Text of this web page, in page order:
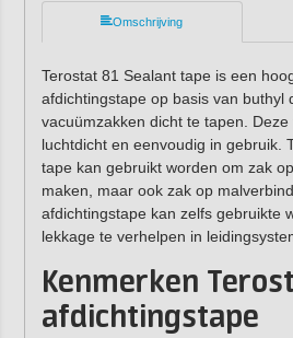
Omschrijving
Terostat 81 Sealant tape is een
afdichtingstape op basis van buthyl
vacuümzakken dicht te tapen.
luchtdicht en eenvoudig in gebruik.
tape kan gebruikt worden om zak
maken, maar ook zak op
afdichtingstape kan zelfs gebruikte
lekkage te verhelpen in
Kenmerken
afdichtingstape